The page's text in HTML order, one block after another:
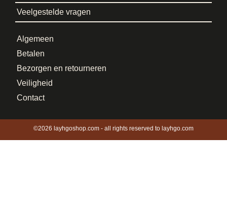
Veelgestelde vragen
Algemeen
Betalen
Bezorgen en retourneren
Veiligheid
Contact
©2026 layhgoshop.com - all rights reserved to layhgo.com